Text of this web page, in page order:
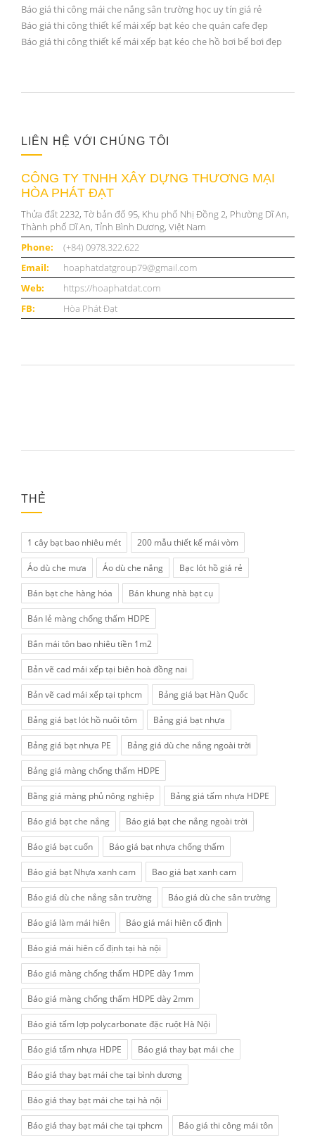
Báo giá thi công mái che nắng sân trường học uy tín giá rẻ
Báo giá thi công thiết kế mái xếp bạt kéo che quán cafe đẹp
Báo giá thi công thiết kế mái xếp bạt kéo che hồ bơi bể bơi đẹp
LIÊN HỆ VỚI CHÚNG TÔI
CÔNG TY TNHH XÂY DỰNG THƯƠNG MẠI
HÒA PHÁT ĐẠT
Thửa đất 2232, Tờ bản đố 95, Khu phố Nhị Đồng 2, Phường Dĩ An,
Thành phố Dĩ An, Tỉnh Bình Dương, Việt Nam
Phone:
(+84) 0978.322.622
Email:
hoaphatdatgroup79@gmail.com
Web:
https://hoaphatdat.com
FB:
Hòa Phát Đạt
THẺ
1 cây bạt bao nhiêu mét 200 mẫu thiết kế mái vòm
Áo dù che mưa Áo dù che nắng Bạc lót hồ giá rẻ
Bán bạt che hàng hóa Bán khung nhà bạt cụ
Bán lẻ màng chống thấm HDPE
Bắn mái tôn bao nhiêu tiền 1m2
Bản vẽ cad mái xếp tại biên hoà đồng nai
Bản vẽ cad mái xếp tại tphcm Bảng giá bạt Hàn Quốc
Bảng giá bạt lót hồ nuôi tôm Bảng giá bạt nhựa
Bảng giá bạt nhựa PE Bảng giá dù che nắng ngoài trời
Bảng giá màng chống thấm HDPE
Bằng giá màng phủ nông nghiệp Bảng giá tấm nhựa HDPE
Báo giá bạt che nắng Báo giá bạt che nắng ngoài trời
Báo giá bạt cuốn Báo giá bạt nhựa chống thấm
Báo giá bạt Nhựa xanh cam Bao giá bạt xanh cam
Báo giá dù che nắng sân trường Báo giá dù che sân trường
Báo giá làm mái hiên Báo giá mái hiên cố định
Báo giá mái hiên cố định tại hà nội
Báo giá màng chống thấm HDPE dày 1mm
Báo giá màng chống thấm HDPE dày 2mm
Báo giá tấm lợp polycarbonate đặc ruột Hà Nội
Báo giá tấm nhựa HDPE Báo giá thay bạt mái che
Báo giá thay bạt mái che tại bình dương
Báo giá thay bạt mái che tại hà nội
Báo giá thay bạt mái che tại tphcm Báo giá thi công mái tôn